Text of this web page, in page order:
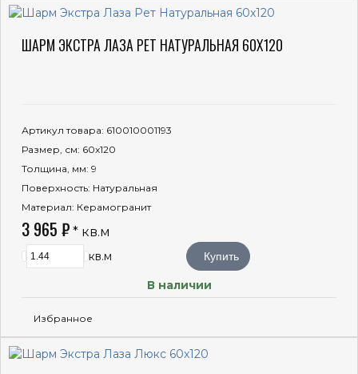
ШАРМ ЭКСТРА ЛАЗА РЕТ НАТУРАЛЬНАЯ 60X120
Артикул товара: 610010001193
Размер, см: 60x120
Толщина, мм: 9
Поверхность: Натуральная
Материал: Керамогранит
3 965 ₽ * кв.м
кв.м Купить
В наличии
Избранное